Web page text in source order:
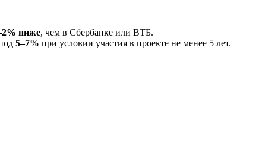
ниже, чем в Сбербанке или ВТБ.
5–7% при условии участия в проекте не менее 5 лет.